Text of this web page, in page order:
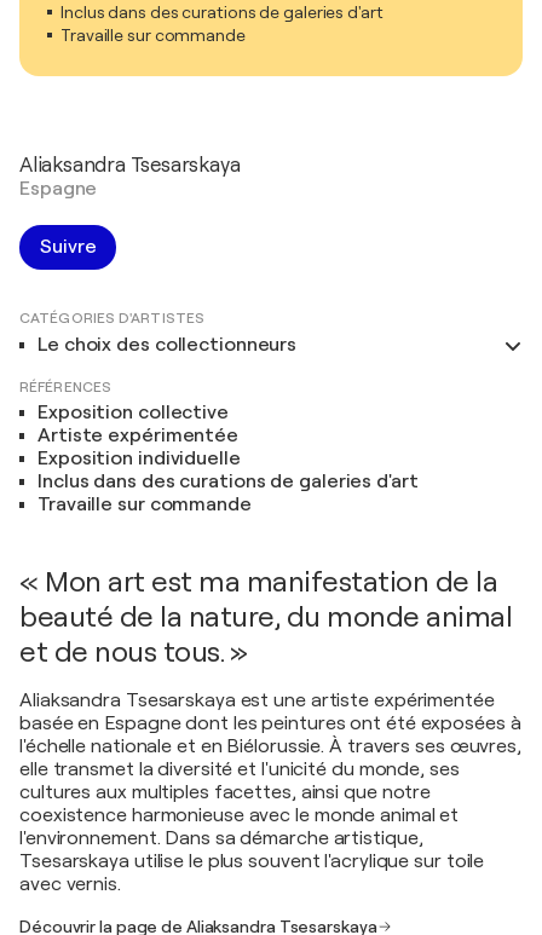
Inclus dans des curations de galeries d'art
Travaille sur commande
Aliaksandra Tsesarskaya
Espagne
Suivre
CATÉGORIES D'ARTISTES
Le choix des collectionneurs
RÉFÉRENCES
Exposition collective
Artiste expérimentée
Exposition individuelle
Inclus dans des curations de galeries d'art
Travaille sur commande
« Mon art est ma manifestation de la
beauté de la nature, du monde animal
et de nous tous. »
Aliaksandra Tsesarskaya est une artiste expérimentée
basée en Espagne dont les peintures ont été exposées à
l'échelle nationale et en Biélorussie. À travers ses œuvres,
elle transmet la diversité et l'unicité du monde, ses
cultures aux multiples facettes, ainsi que notre
coexistence harmonieuse avec le monde animal et
l'environnement. Dans sa démarche artistique,
Tsesarskaya utilise le plus souvent l'acrylique sur toile
avec vernis.
Découvrir la page de Aliaksandra Tsesarskaya